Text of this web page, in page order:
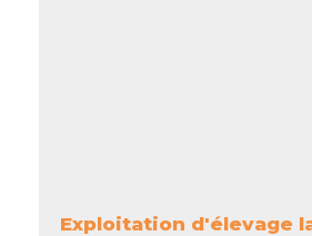
Exploitation d'élevage